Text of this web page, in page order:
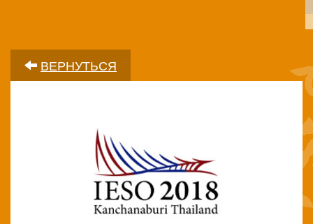
ВЕРНУТЬСЯ